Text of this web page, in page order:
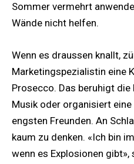
Sommer vermehrt
Wände nicht helfen.
Wenn es draussen knallt,
Marketingspezialistin eine
Prosecco. Das beruhigt
Musik oder organisiert
engsten Freunden. An
kaum zu denken. «Ich bin
wenn es Explosionen gibt»,